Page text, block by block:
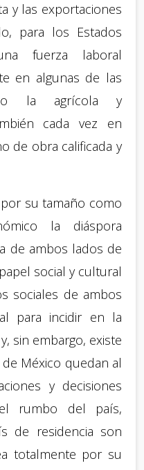
y las exportaciones
para los Estados
fuerza laboral
en algunas de las
la agrícola y
cada vez en
de obra calificada y
su tamaño como
la diáspora
de ambos lados de
social y cultural
sociales de ambos
para incidir en la
sin embargo, existe
México quedan al
y decisiones
rumbo del país,
de residencia son
totalmente por su